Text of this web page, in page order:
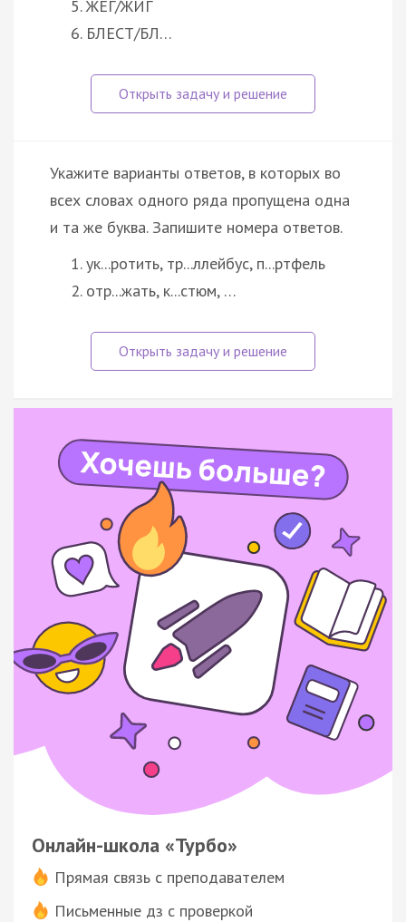
ЖЕГ/ЖИГ
БЛЕСТ/БЛ…
Укажите варианты ответов, в которых во
всех словах одного ряда пропущена одна
и та же буква. Запишите номера ответов.
ук...ротить, тр...ллейбус, п...ртфель
отр...жать, к...стюм, …
Онлайн-школа «Турбо»
Прямая связь с преподавателем
Письменные дз с проверкой